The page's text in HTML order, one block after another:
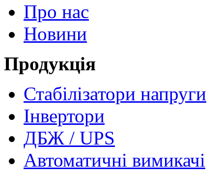
Про нас
Новини
Продукція
Стабілізатори напруги
Інвертори
ДБЖ / UPS
Автоматичні вимикачі